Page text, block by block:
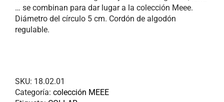
… se combinan para dar lugar a la colección Meee.
Diámetro del círculo 5 cm. Cordón de algodón
regulable.
SKU: 18.02.01
Categoría: colección MEEE